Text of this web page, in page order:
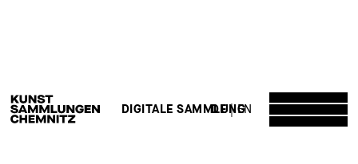
DE EN
DIGITALE SAMMLUNG